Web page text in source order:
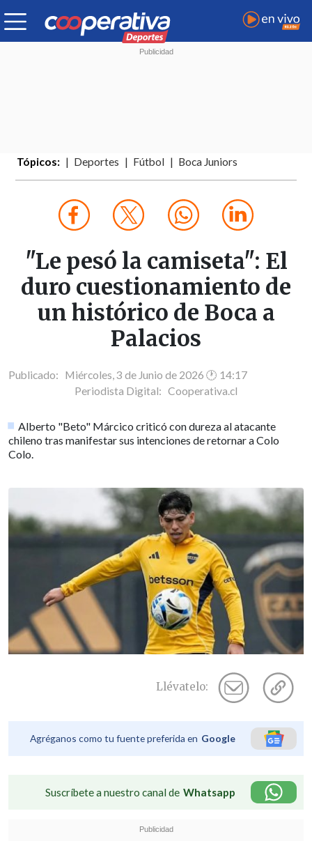
Tópicos: Deportes Fútbol Boca Juniors
"Le pesó la camiseta": El
duro cuestionamiento de
un histórico de Boca a
Palacios
Publicado: Miércoles, 3 de Junio de 2026 🕐 14:17
Periodista Digital: Cooperativa.cl
Alberto "Beto" Márcico criticó con dureza al atacante
chileno tras manifestar sus intenciones de retornar a Colo
Colo.
Llévatelo:
Agréganos como tu fuente preferida en Google
Suscríbete a nuestro canal de Whatsapp